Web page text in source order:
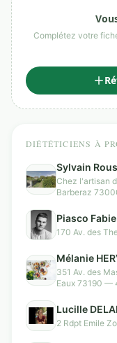
Complétez votre
DIÉTÉTICIENS À
Sylvain
Barberaz
Chez l'artisan
Barberaz
Piasco
170 Av. des
Mélanie
351 Av. des
Eaux 73190 —
Lucille
2 Rdpt Emile